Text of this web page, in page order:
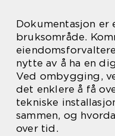
Dokumentasjon er
bruksområde.
nytte av å ha en
Ved ombygging,
det enklere å få
tekniske
sammen, og
over tid.